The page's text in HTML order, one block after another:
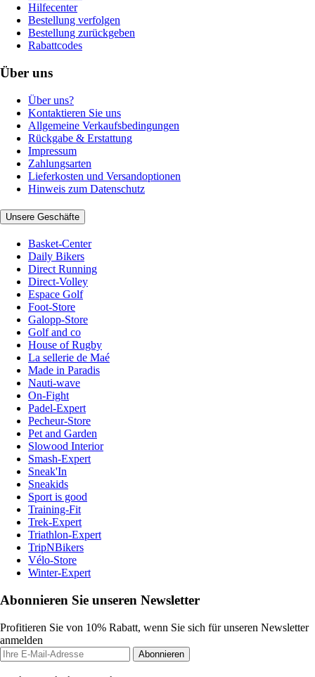
Hilfecenter
Bestellung verfolgen
Bestellung zurückgeben
Rabattcodes
Über uns
Über uns?
Kontaktieren Sie uns
Allgemeine Verkaufsbedingungen
Rückgabe & Erstattung
Impressum
Zahlungsarten
Lieferkosten und Versandoptionen
Hinweis zum Datenschutz
Unsere Geschäfte
Basket-Center
Daily Bikers
Direct Running
Direct-Volley
Espace Golf
Foot-Store
Galopp-Store
Golf and co
House of Rugby
La sellerie de Maé
Made in Paradis
Nauti-wave
On-Fight
Padel-Expert
Pecheur-Store
Pet and Garden
Slowood Interior
Smash-Expert
Sneak'In
Sneakids
Sport is good
Training-Fit
Trek-Expert
Triathlon-Expert
TripNBikers
Vélo-Store
Winter-Expert
Abonnieren Sie unseren Newsletter
Profitieren Sie von 10% Rabatt, wenn Sie sich für unseren Newsletter
anmelden
Abonnieren